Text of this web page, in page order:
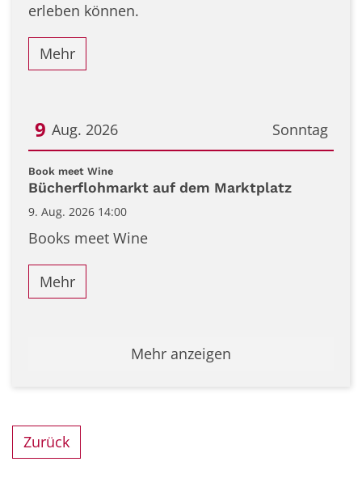
erleben können.
Mehr
Sonntag
9 Aug. 2026
Datum: 9. August 2026
Book meet Wine:
Bücherflohmarkt auf dem Marktplatz
9. Aug. 2026 14:00
Books meet Wine
Mehr
Mehr anzeigen
Zurück